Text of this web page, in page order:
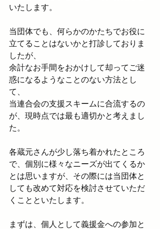
いたします。
当団体でも、何らかのかたちでお役に
立てることはないかと打診しておりま
したが、
余計なお手間をおかけして却ってご迷
惑になるようなことのない方法とし
て、
当連合会の支援スキームに合流するの
が、現時点では最も適切かと考えまし
た。
各蔵元さんが少し落ち着かれたところ
で、個別に様々なニーズが出てくるか
とは思いますが、その際には当団体と
しても改めて対応を検討させていただ
くことといたします。
まずは、個人として義援金への参加と